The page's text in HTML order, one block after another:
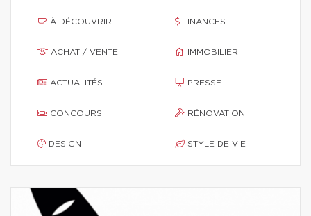
À DÉCOUVRIR
ACHAT / VENTE
ACTUALITÉS
CONCOURS
DESIGN
FINANCES
IMMOBILIER
PRESSE
RÉNOVATION
STYLE DE VIE